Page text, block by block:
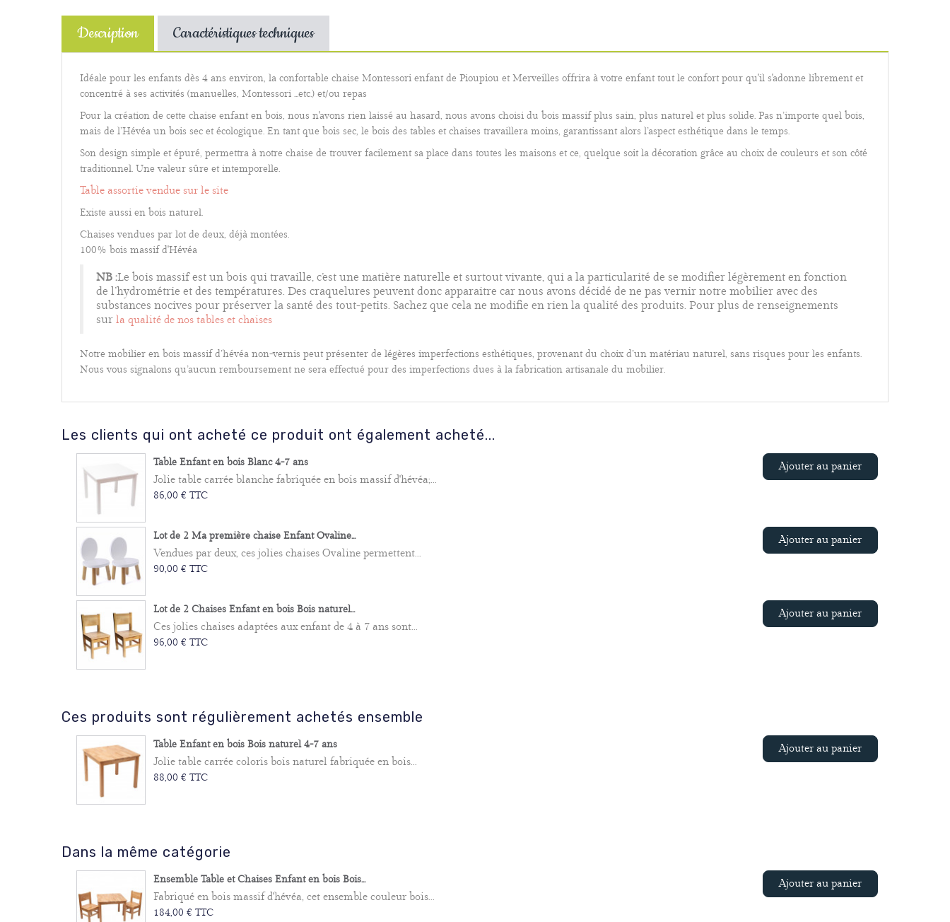
Description Caractéristiques techniques
Idéale pour les enfants dès 4 ans environ, la confortable chaise Montessori enfant de Pioupiou et Merveilles offrira à votre enfant tout le confort pour qu'il s'adonne librement et
concentré à ses activités (manuelles, Montessori ...etc.) et/ou repas
Pour la création de cette chaise enfant en bois, nous n'avons rien laissé au hasard, nous avons choisi du bois massif plus sain, plus naturel et plus solide. Pas n’importe quel bois,
mais de l’Hévéa un bois sec et écologique. En tant que bois sec, le bois des tables et chaises travaillera moins, garantissant alors l’aspect esthétique dans le temps.
Son design simple et épuré, permettra à notre chaise de trouver facilement sa place dans toutes les maisons et ce, quelque soit la décoration grâce au choix de couleurs et son côté
traditionnel. Une valeur sûre et intemporelle.
Table assortie vendue sur le site
Existe aussi en bois naturel.
Chaises vendues par lot de deux, déjà montées.
100% bois massif d'Hévéa
NB :Le bois massif est un bois qui travaille, c’est une matière naturelle et surtout vivante, qui a la particularité de se modifier légèrement en fonction
de l’hydrométrie et des températures. Des craquelures peuvent donc apparaitre car nous avons décidé de ne pas vernir notre mobilier avec des
substances nocives pour préserver la santé des tout-petits. Sachez que cela ne modifie en rien la qualité des produits. Pour plus de renseignements
sur la qualité de nos tables et chaises
Notre mobilier en bois massif d’hévéa non-vernis peut présenter de légères imperfections esthétiques, provenant du choix d’un matériau naturel, sans risques pour les enfants.
Nous vous signalons qu’aucun remboursement ne sera effectué pour des imperfections dues à la fabrication artisanale du mobilier.
Les clients qui ont acheté ce produit ont également acheté...
Table Enfant en bois Blanc 4-7 ans
Jolie table carrée blanche fabriquée en bois massif d'hévéa;...
86,00 € TTC
Ajouter au panier
Lot de 2 Ma première chaise Enfant Ovaline...
Vendues par deux, ces jolies chaises Ovaline permettent...
90,00 € TTC
Ajouter au panier
Lot de 2 Chaises Enfant en bois Bois naturel...
Ces jolies chaises adaptées aux enfant de 4 à 7 ans sont...
96,00 € TTC
Ajouter au panier
Ces produits sont régulièrement achetés ensemble
Table Enfant en bois Bois naturel 4-7 ans
Jolie table carrée coloris bois naturel fabriquée en bois...
88,00 € TTC
Ajouter au panier
Dans la même catégorie
Ensemble Table et Chaises Enfant en bois Bois...
Fabriqué en bois massif d'hévéa, cet ensemble couleur bois...
184,00 € TTC
Ajouter au panier